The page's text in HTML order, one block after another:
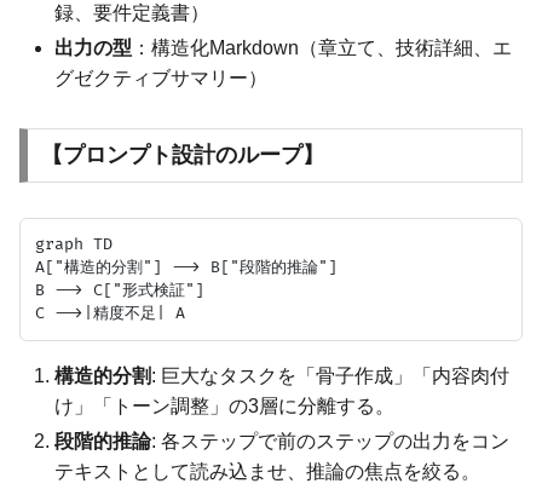
録、要件定義書）
出力の型 ：構造化Markdown（章立て、技術詳細、エ
グゼクティブサマリー）
【プロンプト設計のループ】
graph TD
A["構造的分割"] --> B["段階的推論"]
B --> C["形式検証"]
構造的分割: 巨大なタスクを「骨子作成」「内容肉付
け」「トーン調整」の3層に分離する。
段階的推論: 各ステップで前のステップの出力をコン
テキストとして読み込ませ、推論の焦点を絞る。